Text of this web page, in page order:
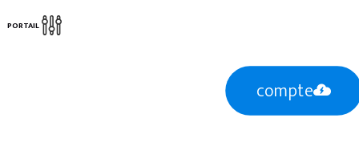
PORTAIL
compte